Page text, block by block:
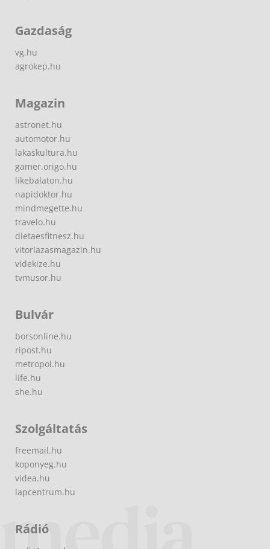
Gazdaság
vg.hu
agrokep.hu
Magazin
astronet.hu
automotor.hu
lakaskultura.hu
gamer.origo.hu
likebalaton.hu
napidoktor.hu
mindmegette.hu
travelo.hu
dietaesfitnesz.hu
vitorlazasmagazin.hu
videkize.hu
tvmusor.hu
Bulvár
borsonline.hu
ripost.hu
metropol.hu
life.hu
she.hu
Szolgáltatás
freemail.hu
koponyeg.hu
videa.hu
lapcentrum.hu
Rádió